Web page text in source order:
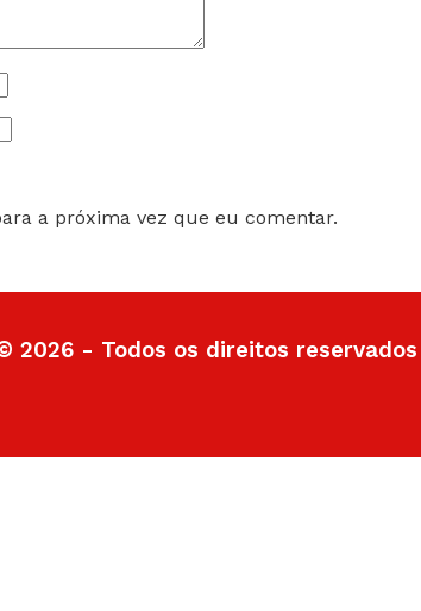
a próxima vez que eu comentar.
2026 - Todos os direitos reservados